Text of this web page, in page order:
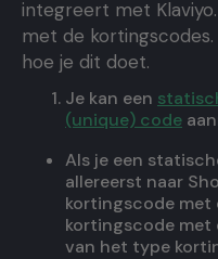
integreert met
met de
hoe je dit doet.
Je kan een
(unique) code
Als je een
allereerst naar
kortingscode met
kortingscode met
van het type